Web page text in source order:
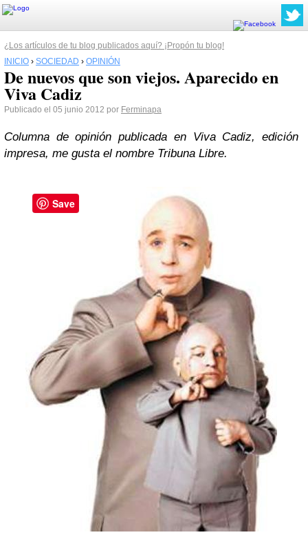
¿Los artículos de tu blog publicados aquí? ¡Propón tu blog!
INICIO › SOCIEDAD › OPINIÓN
De nuevos que son viejos. Aparecido en
Viva Cadiz
Publicado el 05 junio 2012 por Ferminapa
Columna de opinión publicada en Viva Cadiz, edición
impresa, me gusta el nombre Tribuna Libre.
Save